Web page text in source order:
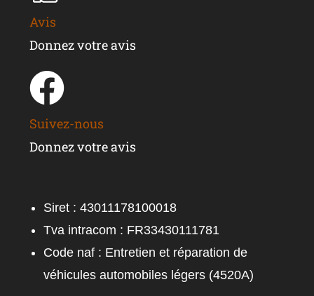
Avis
Donnez votre avis
Suivez-nous
Donnez votre avis
Siret : 43011178100018
Tva intracom : FR33430111781
Code naf : Entretien et réparation de
véhicules automobiles légers (4520A)